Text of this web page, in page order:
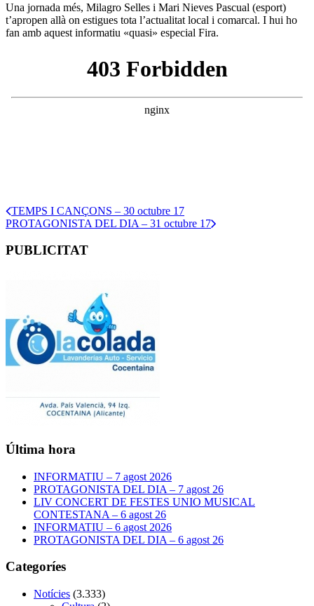
Una jornada més, Milagro Selles i Mari Nieves Pascual (esport)
t’apropen allà on estigues tota l’actualitat local i comarcal. I hui ho
fan amb aquest informatiu «quasi» especial Fira.
TEMPS I CANÇONS – 30 octubre 17
PROTAGONISTA DEL DIA – 31 octubre 17
PUBLICITAT
Última hora
INFORMATIU – 7 agost 2026
PROTAGONISTA DEL DIA – 7 agost 26
LIV CONCERT DE FESTES UNIO MUSICAL
CONTESTANA – 6 agost 26
INFORMATIU – 6 agost 2026
PROTAGONISTA DEL DIA – 6 agost 26
Categoríes
Notícies (3.333)